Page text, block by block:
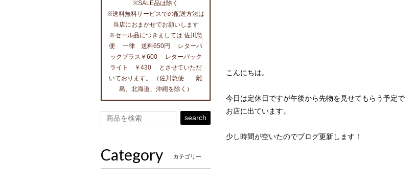
こんにちは。
今日は定休日ですが午後から先物を見せてもらう予定で
お店に出ています。
少し時間が空いたのでブログ更新します！
※SALE品は除く
※送料無料サービスでの配送方法は
当店におまかせでお願いします
※セール品につきましては 佐川急
便 一律 送料650円 レターパ
ックプラス￥600 レターパック
ライト ￥430 とさせていただ
いております。 （佐川急便 離
島、北海道、沖縄を除く）
search
Category カテゴリー